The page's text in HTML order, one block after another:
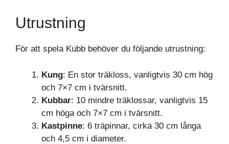
Utrustning
För att spela Kubb behöver du följande utrustning:
Kung: En stor träkloss, vanligtvis 30 cm hög
och 7×7 cm i tvärsnitt.
Kubbar: 10 mindre träklossar, vanligtvis 15
cm höga och 7×7 cm i tvärsnitt.
Kastpinne: 6 träpinnar, cirka 30 cm långa
och 4,5 cm i diameter.